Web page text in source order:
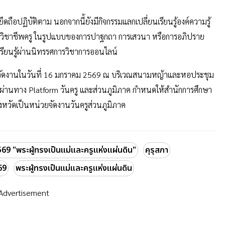
ถือปฏิบัติตาม นอกจากนี้ยังมีกิจกรรมแลกเปลี่ยนเรียนรู้องค์ความรู้
พครู ในรูปแบบของการปาฐกถา การเสวนา หรือการอภิปราย
ยนรู้ผ่านนิทรรศการวิชาการออนไลน์
งานในวันที่ 16 มกราคม 2569 ณ บริเวณสนามหญ้าและหอประชุม
นทาง Platform วันครู และส่วนภูมิภาค กำหนดให้สำนักการศึกษา
หวัดเป็นหน่วยจัดงานวันครูส่วนภูมิภาค
"พระผู้ทรงเป็นแม่และครูแห่งแผ่นดิน"
คุรุสภา
พระผู้ทรงเป็นแม่และครูแห่งแผ่นดิน